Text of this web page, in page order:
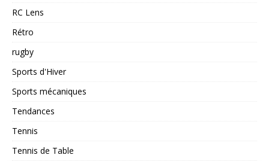
RC Lens
Rétro
rugby
Sports d'Hiver
Sports mécaniques
Tendances
Tennis
Tennis de Table